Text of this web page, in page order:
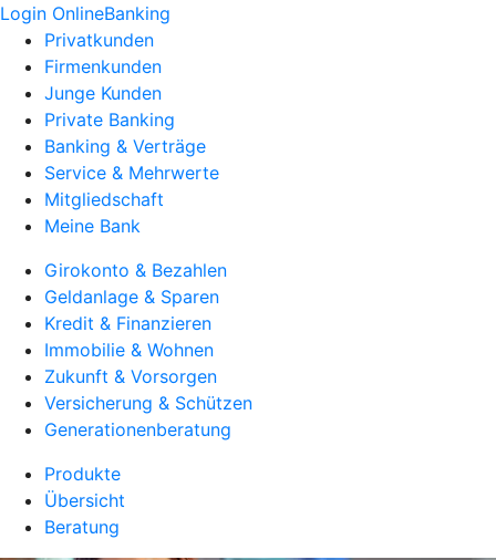
Login OnlineBanking
Privatkunden
Firmenkunden
Junge Kunden
Private Banking
Banking & Verträge
Service & Mehrwerte
Mitgliedschaft
Meine Bank
Girokonto & Bezahlen
Geldanlage & Sparen
Kredit & Finanzieren
Immobilie & Wohnen
Zukunft & Vorsorgen
Versicherung & Schützen
Generationenberatung
Produkte
Übersicht
Beratung